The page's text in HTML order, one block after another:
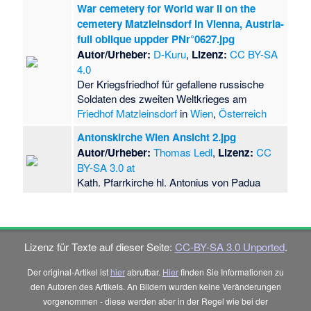
War cemetery for World war II on the
cemetery Matzleinsdorf in Vienna, Austria-
full oblique uppder PNr°0627.jpg
Autor/Urheber: D-Kuru, Lizenz: CC BY-SA
4.0
Der Kriegsfriedhof für gefallene russische
Soldaten des zweiten Weltkrieges am
Friedhof Matzleinsdorf inWien,Österreich
Antonskirche Wien Ansicht 2.jpg
Autor/Urheber: Thomas Ledl, Lizenz: CC
BY-SA 3.0 at
Kath. Pfarrkirche hl. Antonius von Padua
Lizenz für Texte auf dieser Seite: CC-BY-SA 3.0 Unported.
Der original-Artikel ist hierabrufbar. Hierfinden Sie Informationen zu
den Autoren des Artikels. An Bildern wurden keine Veränderungen
vorgenommen - diese werden aber in der Regel wie bei der